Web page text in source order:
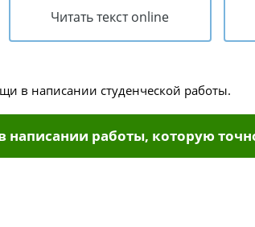
Читать текст online
в написании студенческой работы.
работы, которую